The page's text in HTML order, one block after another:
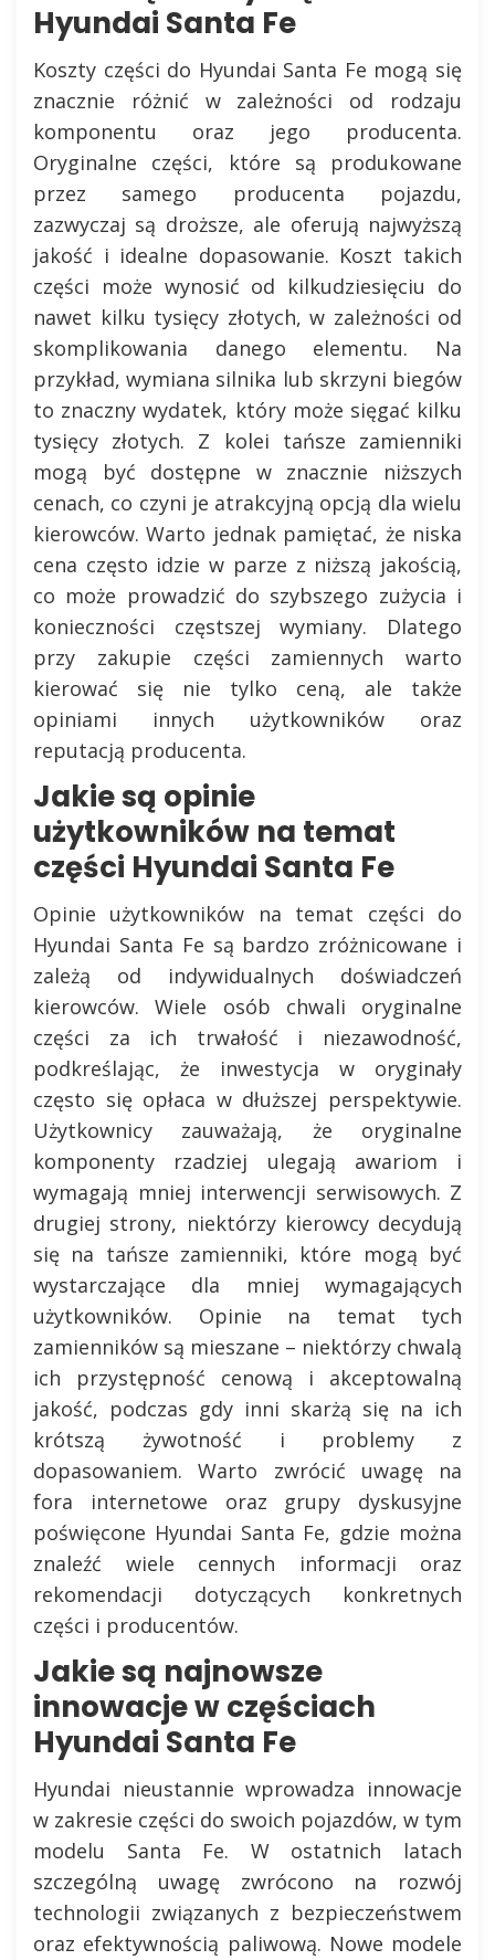
Hyundai Santa Fe
Koszty części do Hyundai Santa Fe mogą się
znacznie różnić w zależności od rodzaju
komponentu oraz jego producenta.
Oryginalne części, które są produkowane
przez samego producenta pojazdu,
zazwyczaj są droższe, ale oferują najwyższą
jakość i idealne dopasowanie. Koszt takich
części może wynosić od kilkudziesięciu do
nawet kilku tysięcy złotych, w zależności od
skomplikowania danego elementu. Na
przykład, wymiana silnika lub skrzyni biegów
to znaczny wydatek, który może sięgać kilku
tysięcy złotych. Z kolei tańsze zamienniki
mogą być dostępne w znacznie niższych
cenach, co czyni je atrakcyjną opcją dla wielu
kierowców. Warto jednak pamiętać, że niska
cena często idzie w parze z niższą jakością,
co może prowadzić do szybszego zużycia i
konieczności częstszej wymiany. Dlatego
przy zakupie części zamiennych warto
kierować się nie tylko ceną, ale także
opiniami innych użytkowników oraz
reputacją producenta.
Jakie są opinie
użytkowników na temat
części Hyundai Santa Fe
Opinie użytkowników na temat części do
Hyundai Santa Fe są bardzo zróżnicowane i
zależą od indywidualnych doświadczeń
kierowców. Wiele osób chwali oryginalne
części za ich trwałość i niezawodność,
podkreślając, że inwestycja w oryginały
często się opłaca w dłuższej perspektywie.
Użytkownicy zauważają, że oryginalne
komponenty rzadziej ulegają awariom i
wymagają mniej interwencji serwisowych. Z
drugiej strony, niektórzy kierowcy decydują
się na tańsze zamienniki, które mogą być
wystarczające dla mniej wymagających
użytkowników. Opinie na temat tych
zamienników są mieszane – niektórzy chwalą
ich przystępność cenową i akceptowalną
jakość, podczas gdy inni skarżą się na ich
krótszą żywotność i problemy z
dopasowaniem. Warto zwrócić uwagę na
fora internetowe oraz grupy dyskusyjne
poświęcone Hyundai Santa Fe, gdzie można
znaleźć wiele cennych informacji oraz
rekomendacji dotyczących konkretnych
części i producentów.
Jakie są najnowsze
innowacje w częściach
Hyundai Santa Fe
Hyundai nieustannie wprowadza innowacje
w zakresie części do swoich pojazdów, w tym
modelu Santa Fe. W ostatnich latach
szczególną uwagę zwrócono na rozwój
technologii związanych z bezpieczeństwem
oraz efektywnością paliwową. Nowe modele